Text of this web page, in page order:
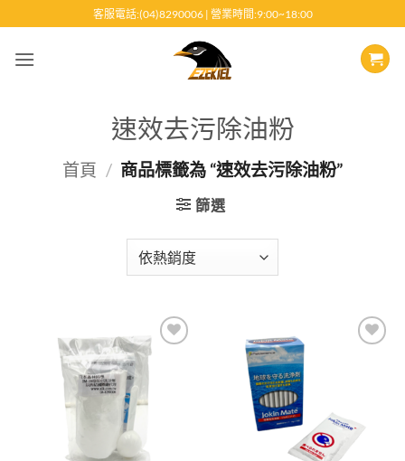
至
客服電話:(04)8290006 | 營業時間:9:00~18:00
速效去污除油粉
首頁 / 商品標籤為 “速效去污除油粉”
篩選
Add to